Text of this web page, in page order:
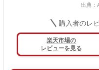
出典：
購入者のレ
楽天市場の
レビューを見る